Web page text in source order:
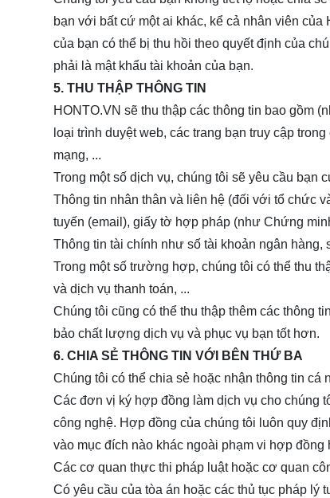
bạn với bất cứ một ai khác, kể cả nhân viên của
của bạn có thể bị thu hồi theo quyết định của
phải là mật khẩu tài khoản của bạn.
5. THU THẬP THÔNG TIN
HONTO.VN sẽ thu thập các thông tin bao gồm
loại trình duyệt web, các trang bạn truy cập
mạng, ...
Trong một số dịch vụ, chúng tôi sẽ yêu cầu bạn
Thông tin nhân thân và liên hệ (đối với tổ chức
tuyến (email), giấy tờ hợp pháp (như Chứng
Thông tin tài chính như số tài khoản ngân
Trong một số trường hợp, chúng tôi có thể thu
và dịch vụ thanh toán, ...
Chúng tôi cũng có thể thu thập thêm các thông
bảo chất lượng dịch vụ và phục vụ bạn tốt hơn.
6. CHIA SẺ THÔNG TIN VỚI BÊN THỨ BA
Chúng tôi có thể chia sẻ hoặc nhận thông tin cá
Các đơn vị ký hợp đồng làm dịch vụ cho chúng
công nghệ. Hợp đồng của chúng tôi luôn quy
vào mục đích nào khác ngoài phạm vi hợp
Các cơ quan thực thi pháp luật hoặc cơ quan
Có yêu cầu của tòa án hoặc các thủ tục pháp lý